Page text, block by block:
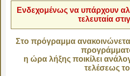
Ενδεχομένως να υπάρχουν
τελευταία
Στο πρόγραμμα
η ώρα λήξης ποικίλει
τελέσεως